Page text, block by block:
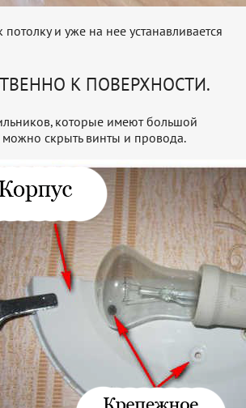
потолку и уже на нее устанавливается
К ПОВЕРХНОСТИ.
которые имеют большой
скрыть винты и провода.